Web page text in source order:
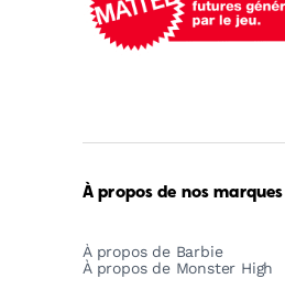
Through
À propos de nos marques
À propos de Barbie
À propos de Monster High